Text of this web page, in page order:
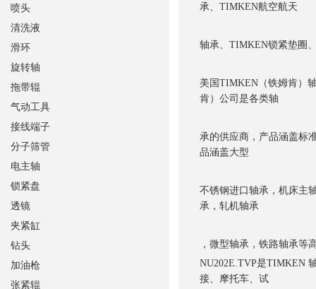
承、TIMKEN航空航天
轴承、TIMKEN锁紧垫圈
美国TIMKEN（铁姆肯）
肯）公司是各类轴
承的供应商，产品涵盖标
品涵盖大型
不锈钢进口轴承，机床主
承，轧机轴承
，微型轴承，铁路轴承等
NU202E.TVP是TIMKEN
接、摩托车、试
喷头
清洗液
滑环
旋转轴
拖带辊
气动工具
接线端子
分子筛管
电主轴
锁紧盘
透镜
夹紧缸
钻头
加油枪
张紧辊